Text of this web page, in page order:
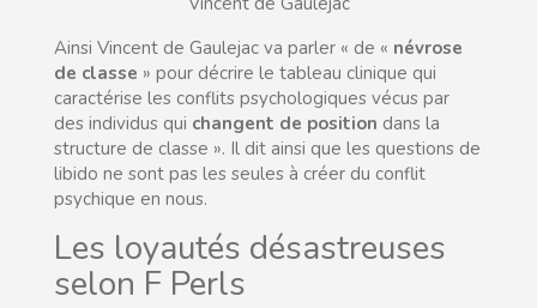
Ainsi Vincent de Gaulejac va parler « de « névrose
de classe » pour décrire le tableau clinique qui
caractérise les conflits psychologiques vécus par
des individus qui changent de position dans la
structure de classe ». Il dit ainsi que les questions de
libido ne sont pas les seules à créer du conflit
psychique en nous.
Les loyautés désastreuses
selon F Perls